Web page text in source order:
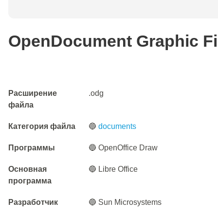
OpenDocument Graphic
Расширение
файла
.odg
Категория файла 🔵documents
Программы 🔵 OpenOffice Draw
Основная
программа
🔵 Libre Office
Разработчик 🔵 Sun Microsystems